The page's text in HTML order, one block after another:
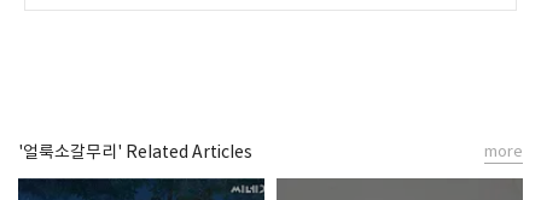
'얼룩소갈무리' Related Articles more